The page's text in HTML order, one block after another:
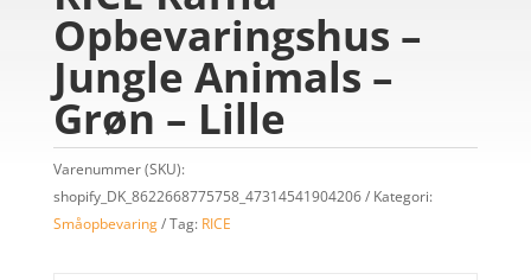
Opbevaringshus –
Jungle Animals –
Grøn – Lille
Varenummer (SKU):
shopify_DK_8622668775758_47314541904206
Kategori:
Småopbevaring
Tag: RICE